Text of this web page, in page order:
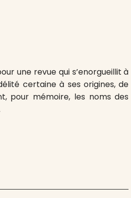
une revue qui s’enorgueillit à
certaine à ses origines, de
pour mémoire, les noms des